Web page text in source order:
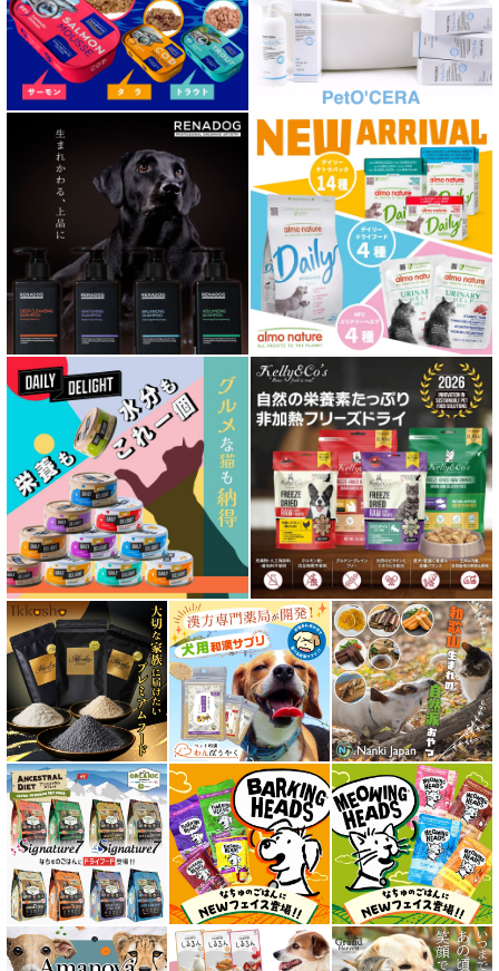
胃腸ケア対応 フード for DOG
口腔内・喉ケア対応商品 犬用
心臓ケア対応ドッグフード
皮膚・被毛ケア対応 フード for DOG
低脂肪 ドライフード for DOG
特集 ドッグフードの涙やけ対策
特集 穀物不使用 ドッグフード（ドライ）
フリーズドライ ドッグフード
エアドライ ドッグフード
愛猫用ウェット300円以下コーナー
全年齢対応 フード for CAT
キトン用 フード for CAT
成猫用 フード for CAT
シニア猫用 フード for CAT